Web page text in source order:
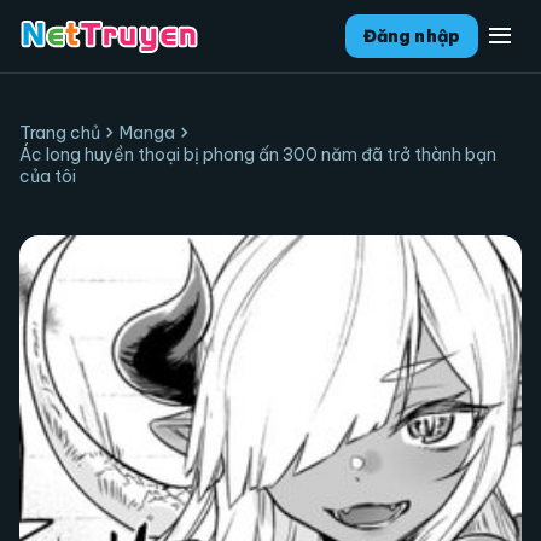
Đăng nhập menu
Trang chủ chevron_right Manga chevron_right
Ác long huyền thoại bị phong ấn 300 năm đã trở thành bạn
của tôi